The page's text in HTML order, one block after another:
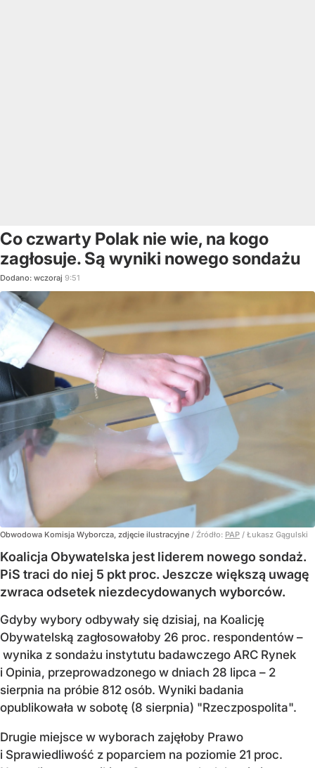
Co czwarty Polak nie wie, na kogo
zagłosuje. Są wyniki nowego sondażu
Dodano: wczoraj 9:51
Obwodowa Komisja Wyborcza, zdjęcie ilustracyjne / Źródło: PAP / Łukasz Gągulski
Koalicja Obywatelska jest liderem nowego sondaż.
PiS traci do niej 5 pkt proc. Jeszcze większą uwagę
zwraca odsetek niezdecydowanych wyborców.
Gdyby wybory odbywały się dzisiaj, na Koalicję
Obywatelską zagłosowałoby 26 proc. respondentów –
wynika z sondażu instytutu badawczego ARC Rynek
i Opinia, przeprowadzonego w dniach 28 lipca – 2
sierpnia na próbie 812 osób. Wyniki badania
opublikowała w sobotę (8 sierpnia) "Rzeczpospolita".
Drugie miejsce w wyborach zajęłoby Prawo
i Sprawiedliwość z poparciem na poziomie 21 proc.